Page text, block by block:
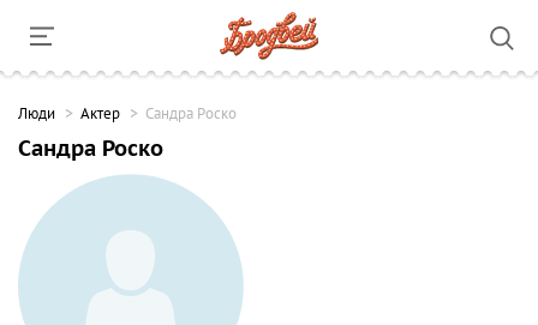
Люди Актер Сандра Роско
Сандра Роско